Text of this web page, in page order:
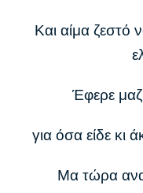
Και αίμα ζεστό
Έφερε
για όσα είδε κι
Μα τώρα